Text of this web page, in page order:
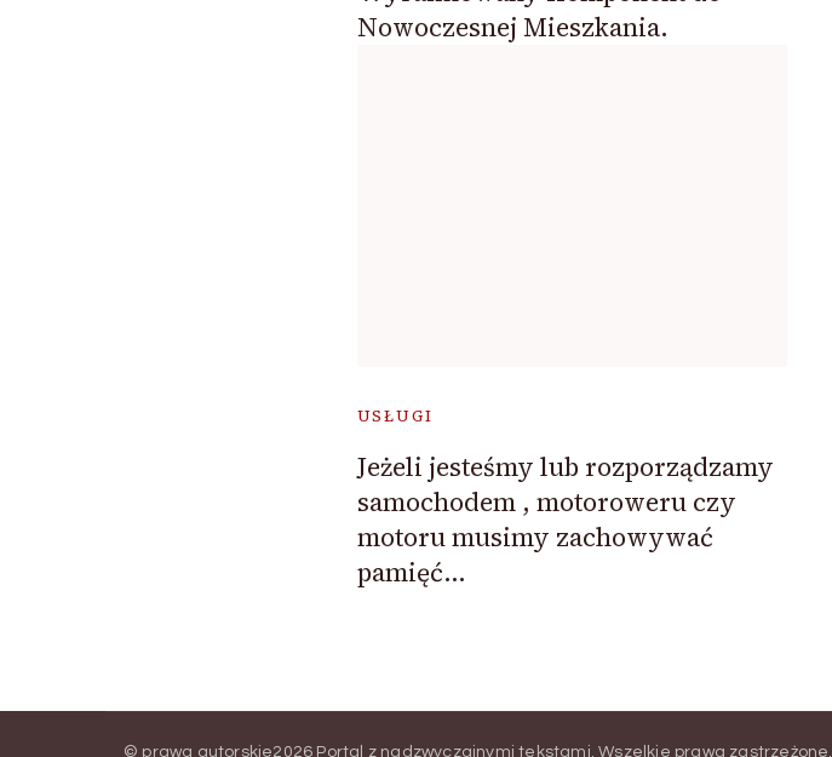
Nowoczesnej Mieszkania.
USŁUGI
Jeżeli jesteśmy lub rozporządzamy
samochodem , motoroweru czy
motoru musimy zachowywać
pamięć…
© prawa autorskie2026 Portal z nadzwyczajnymi tekstami. Wszelkie prawa zastrzeżone.